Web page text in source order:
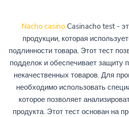
Nacho casinoCasinacho test -
продукции, которая
подлинности товара. Этот тест
подделок и обеспечивает защиту
некачественных товаров. Для
необходимо использовать
которое позволяет
продукта. Этот тест основан на